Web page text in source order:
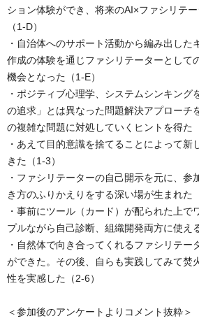
ション体験ができ、将来のAI×ファシリテ
（1-D）
・自治体へのサポート活動から編み出した
作成の体験を通じファシリテーターとして
機会となった（1-E）
・ポジティブ心理学、システムシンキング
の追求」とは異なった問題解決アプローチ
の複雑な問題に対処していくヒントを得た
・あえて目的意識を捨てることによって新
きた（1-3）
・ファシリテーターの自己開示を元に、参
き方のふりかえりをする深い場が生まれた
・事前にツール（カード）が配られた上で
プルながら自己診断、組織開発両方に使え
・自然体で向き合ってくれるファシリテー
ができた。その後、自らも実践してみて焚
性を実感した（2-6）
＜参加後のアンケートよりコメント抜粋＞